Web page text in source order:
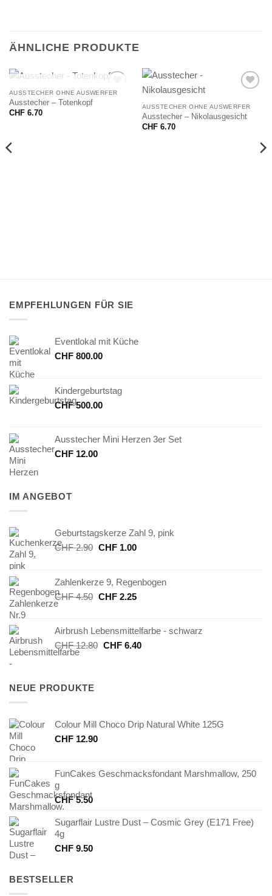
ÄHNLICHE PRODUKTE
NICHT VORRÄTIG
AUSSTECHER OHNE AUSWERFER
Ausstecher – Totenkopf
CHF6.70
AUSSTECHER OHNE AUSWERFER
Ausstecher – Nikolausgesicht
CHF6.70
EMPFEHLUNGEN FÜR SIE
Eventlokal mit Küche
CHF 800.00
Kindergeburtstag
CHF500.00
Ausstecher Mini Herzen 3er Set
CHF 12.00
IM ANGEBOT
Geburtstagskerze Zahl 9, pink
CHF2.90 Ursprünglicher
CHF 2.90
CHF1.00Aktueller
CHF 1.00.
Zahlenkerze 9, Regenbogen
CHF4.50 Ursprünglicher
CHF 4.50
CHF2.25Aktueller
CHF 2.25.
Airbrush Lebensmittelfarbe - schwarz
CHF12.80 Ursprünglicher
CHF6.40Aktueller
NEUE PRODUKTE
Colour Mill Choco Drip Natural White 125G
CHF 12.90
FunCakes Geschmacksfondant Marshmallow, 250
g
CHF5.50
Sugarflair Lustre Dust – Cosmic Grey (E171 Free)
4g
CHF 9.50
BESTSELLER